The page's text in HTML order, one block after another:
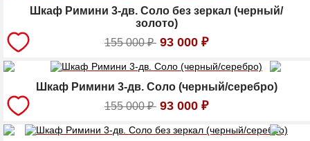
Шкаф Римини 3-дв. Соло без зеркал (черный/
золото)
155 000₽ 93 000 ₽
Шкаф Римини 3-дв. Соло (черный/серебро)
155 000₽ 93 000 ₽